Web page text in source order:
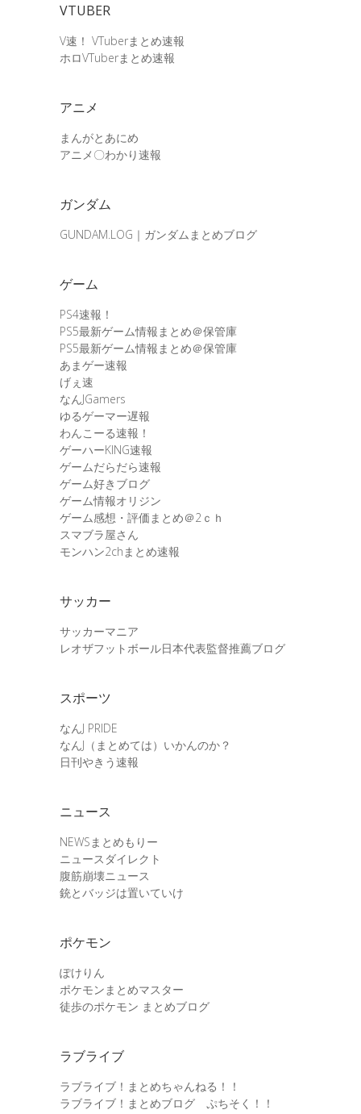
VTUBER
V速！ VTuberまとめ速報
ホロVTuberまとめ速報
アニメ
まんがとあにめ
アニメ〇わかり速報
ガンダム
GUNDAM.LOG｜ガンダムまとめブログ
ゲーム
PS4速報！
PS5最新ゲーム情報まとめ＠保管庫
PS5最新ゲーム情報まとめ＠保管庫
あまゲー速報
げぇ速
なんJGamers
ゆるゲーマー遅報
わんこーる速報！
ゲーハーKING速報
ゲームだらだら速報
ゲーム好きブログ
ゲーム情報オリジン
ゲーム感想・評価まとめ＠2ｃｈ
スマブラ屋さん
モンハン2chまとめ速報
サッカー
サッカーマニア
レオザフットボール日本代表監督推薦ブログ
スポーツ
なんJ PRIDE
なんJ（まとめては）いかんのか？
日刊やきう速報
ニュース
NEWSまとめもりー
ニュースダイレクト
腹筋崩壊ニュース
銃とバッジは置いていけ
ポケモン
ぽけりん
ポケモンまとめマスター
徒歩のポケモン まとめブログ
ラブライブ
ラブライブ！まとめちゃんねる！！
ラブライブ！まとめブログ ぷちそく！！